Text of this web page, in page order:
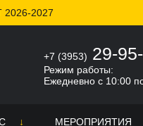
2027
+7 (3953) 29-
Режим работы:
Ежедневно с 10:00
МЕРОПРИЯТИЯ